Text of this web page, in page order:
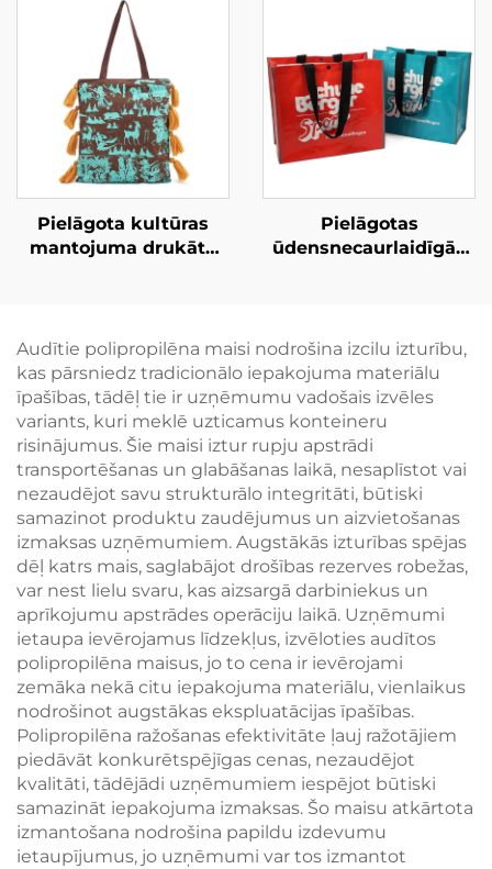
savu zīmolu ar
pielāgotu preču
izstrādājumiem
veidošanai
Pielāgota kultūras
mantojuma drukātā
balstīts uz vietējo
vēsturi
Pielāgotas
ūdensnecaurlaidīgās
videi draudzīgas,
zīmolā norādītas
nesamas somas
modas
mazumtirdzniecībai
Audītie polipropilēna maisi nodrošina izcilu izturību,
kas pārsniedz tradicionālo iepakojuma materiālu
īpašības, tādēļ tie ir uzņēmumu vadošais izvēles
variants, kuri meklē uzticamus konteineru
risinājumus. Šie maisi iztur rupju apstrādi
transportēšanas un glabāšanas laikā, nesaplīstot vai
nezaudējot savu strukturālo integritāti, būtiski
samazinot produktu zaudējumus un aizvietošanas
izmaksas uzņēmumiem. Augstākās izturības spējas
dēļ katrs mais, saglabājot drošības rezerves robežas,
var nest lielu svaru, kas aizsargā darbiniekus un
aprīkojumu apstrādes operāciju laikā. Uzņēmumi
ietaupa ievērojamus līdzekļus, izvēloties audītos
polipropilēna maisus, jo to cena ir ievērojami
zemāka nekā citu iepakojuma materiālu, vienlaikus
nodrošinot augstākas ekspluatācijas īpašības.
Polipropilēna ražošanas efektivitāte ļauj ražotājiem
piedāvāt konkurētspējīgas cenas, nezaudējot
kvalitāti, tādējādi uzņēmumiem iespējot būtiski
samazināt iepakojuma izmaksas. Šo maisu atkārtota
izmantošana nodrošina papildu izdevumu
ietaupījumus, jo uzņēmumi var tos izmantot